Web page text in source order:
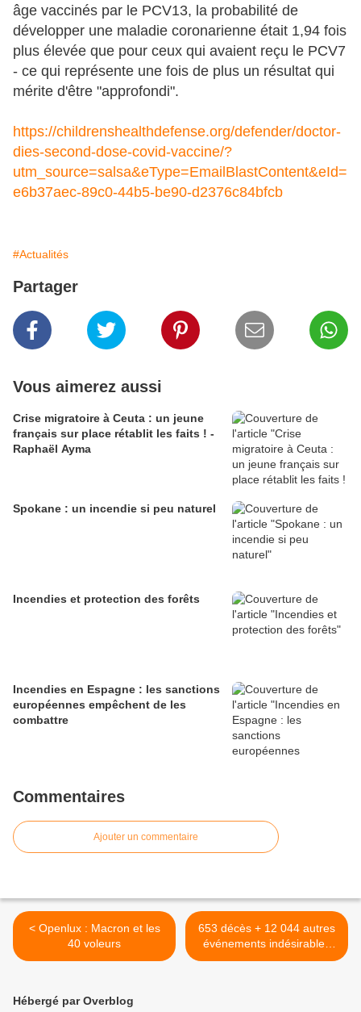
âge vaccinés par le PCV13, la probabilité de
développer une maladie coronarienne était 1,94 fois
plus élevée que pour ceux qui avaient reçu le PCV7
- ce qui représente une fois de plus un résultat qui
mérite d'être "approfondi".
https://childrenshealthdefense.org/defender/doctor-
dies-second-dose-covid-vaccine/?
utm_source=salsa&eType=EmailBlastContent&eId=
e6b37aec-89c0-44b5-be90-d2376c84bfcb
#Actualités
Partager
Vous aimerez aussi
Crise migratoire à Ceuta : un jeune
français sur place rétablit les faits ! -
Raphaël Ayma
Spokane : un incendie si peu naturel
Incendies et protection des forêts
Incendies en Espagne : les sanctions
européennes empêchent de les
combattre
Commentaires
Ajouter un commentaire
< Openlux : Macron et les
40 voleurs
653 décès + 12 044 autres
événements indésirables
post-vaccinaux >
Hébergé par Overblog